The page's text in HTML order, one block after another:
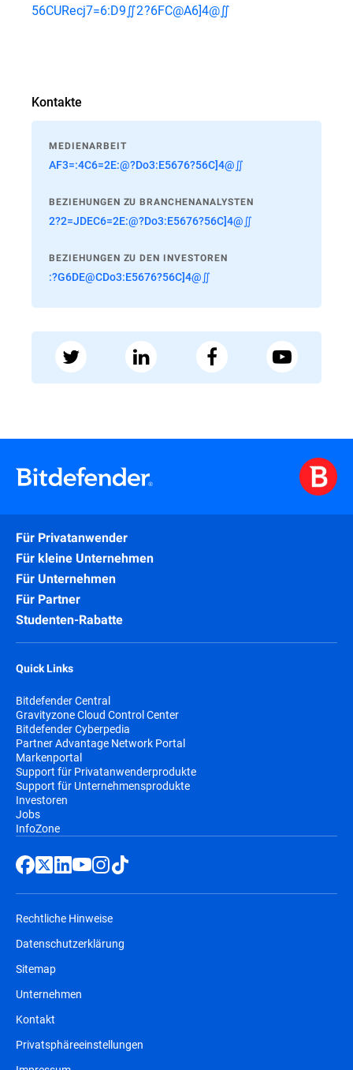
56CURecj7=6:D9∬2?6FC@A6]4@∬
Kontakte
MEDIENARBEIT
AF3=:4C6=2E:@?Do3:E5676?56C]4@∬
BEZIEHUNGEN ZU BRANCHENANALYSTEN
2?2=JDEC6=2E:@?Do3:E5676?56C]4@∬
BEZIEHUNGEN ZU DEN INVESTOREN
:?G6DE@CDo3:E5676?56C]4@∬
Für Privatanwender
Für kleine Unternehmen
Für Unternehmen
Für Partner
Studenten-Rabatte
Quick Links
Bitdefender Central
Gravityzone Cloud Control Center
Bitdefender Cyberpedia
Partner Advantage Network Portal
Markenportal
Support für Privatanwenderprodukte
Support für Unternehmensprodukte
Investoren
Jobs
InfoZone
Rechtliche Hinweise
Datenschutzerklärung
Sitemap
Unternehmen
Kontakt
Privatsphäreeinstellungen